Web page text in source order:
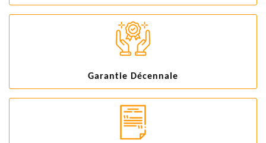
Garantie Décennale